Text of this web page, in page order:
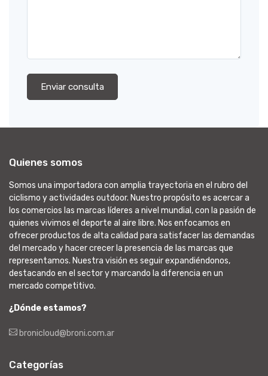
Enviar consulta
Quienes somos
Somos una importadora con amplia trayectoria en el rubro del
ciclismo y actividades outdoor. Nuestro propósito es acercar a
los comercios las marcas líderes a nivel mundial, con la pasión de
quienes vivimos el deporte al aire libre. Nos enfocamos en
ofrecer productos de alta calidad para satisfacer las demandas
del mercado y hacer crecer la presencia de las marcas que
representamos. Nuestra visión es seguir expandiéndonos,
destacando en el sector y marcando la diferencia en un
mercado competitivo.
¿Dónde estamos?
bronicloud@broni.com.ar
Categorías